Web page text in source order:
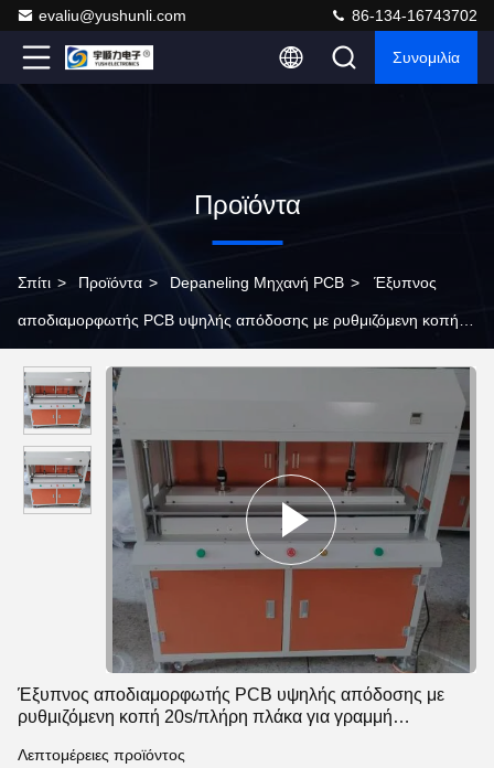
evaliu@yushunli.com 86-134-16743702
Συνομιλία
Προϊόντα
Σπίτι > Προϊόντα > Depaneling Μηχανή PCB > Έξυπνος
αποδιαμορφωτής PCB υψηλής απόδοσης με ρυθμιζόμενη κοπή
Έξυπνος αποδιαμορφωτής PCB υψηλής απόδοσης με
ρυθμιζόμενη κοπή 20s/πλήρη πλάκα για γραμμή
Λεπτομέρειες προϊόντος